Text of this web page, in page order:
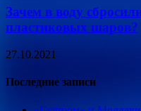
Зачем в воду
пластиковых шаров?
27.10.2021
Последние записи